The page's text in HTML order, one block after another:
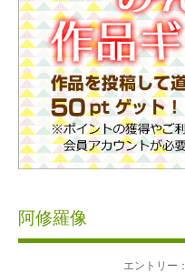
阿修羅像
エントリー：